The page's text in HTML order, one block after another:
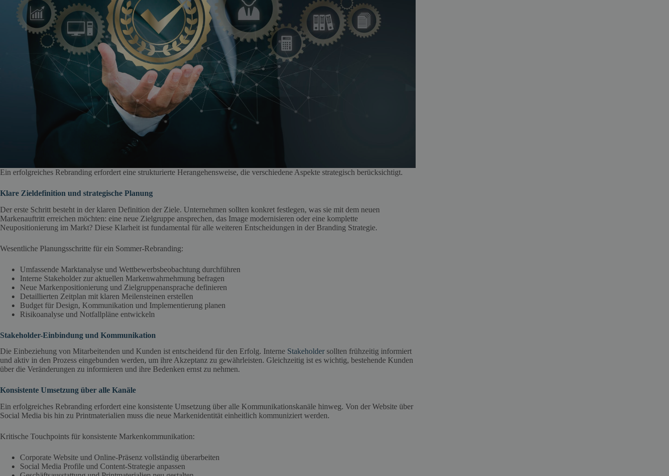
Ein erfolgreiches Rebranding erfordert eine strukturierte Herangehensweise, die verschiedene Aspekte strategisch berücksichtigt.
Klare Zieldefinition und strategische Planung
Der erste Schritt besteht in der klaren Definition der Ziele. Unternehmen sollten konkret festlegen, was sie mit dem neuen
Markenauftritt erreichen möchten: eine neue Zielgruppe ansprechen, das Image modernisieren oder eine komplette
Neupositionierung im Markt? Diese Klarheit ist fundamental für alle weiteren Entscheidungen in der Branding Strategie.
Wesentliche Planungsschritte für ein Sommer-Rebranding:
Umfassende Marktanalyse und Wettbewerbsbeobachtung durchführen
Interne Stakeholder zur aktuellen Markenwahrnehmung befragen
Neue Markenpositionierung und Zielgruppenansprache definieren
Detaillierten Zeitplan mit klaren Meilensteinen erstellen
Budget für Design, Kommunikation und Implementierung planen
Risikoanalyse und Notfallpläne entwickeln
Stakeholder-Einbindung und Kommunikation
Die Einbeziehung von Mitarbeitenden und Kunden ist entscheidend für den Erfolg. Interne Stakeholder sollten frühzeitig informiert
und aktiv in den Prozess eingebunden werden, um ihre Akzeptanz zu gewährleisten. Gleichzeitig ist es wichtig, bestehende Kunden
über die Veränderungen zu informieren und ihre Bedenken ernst zu nehmen.
Konsistente Umsetzung über alle Kanäle
Ein erfolgreiches Rebranding erfordert eine konsistente Umsetzung über alle Kommunikationskanäle hinweg. Von der Website über
Social Media bis hin zu Printmaterialien muss die neue Markenidentität einheitlich kommuniziert werden.
Kritische Touchpoints für konsistente Markenkommunikation:
Corporate Website und Online-Präsenz vollständig überarbeiten
Social Media Profile und Content-Strategie anpassen